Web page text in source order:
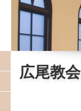
広尾教